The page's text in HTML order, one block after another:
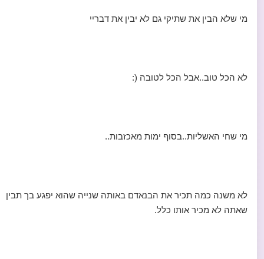
מי שלא הבין את שתיקי גם לא יבין את דבריי
לא הכל טוב..אבל הכל לטובה (:
מי שחי האשליות..בסוף ימות מאכזבות..
לא משנה כמה תכיר את הבנאדם באותה שנייה שהוא יפגע בך תבין
שאתה לא מכיר אותו כלל.